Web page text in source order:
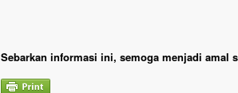
Sebarkan informasi ini, semoga menjadi amal